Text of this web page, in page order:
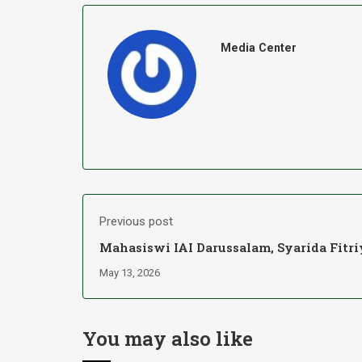
Media Center
Previous post
Mahasiswi IAI Darussalam, Syarida
Kabupaten Tapin
May 13, 2026
You may also like